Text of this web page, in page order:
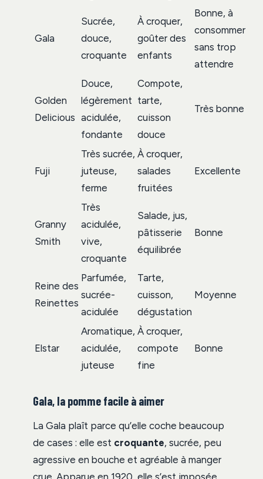
Gala
Sucrée,
douce,
croquante
À croquer,
goûter des
enfants
Bonne, à
consommer
sans trop
attendre
Golden
Delicious
Douce,
légèrement
acidulée,
fondante
Compote,
tarte,
cuisson
douce
Très bonne
Fuji
Très sucrée,
juteuse,
ferme
À croquer,
salades
fruitées
Excellente
Granny
Smith
Très
acidulée,
vive,
croquante
Salade, jus,
pâtisserie
équilibrée
Bonne
Reine des
Reinettes
Parfumée,
sucrée-
acidulée
Tarte,
cuisson,
dégustation
Moyenne
Elstar
Aromatique,
acidulée,
juteuse
À croquer,
compote
fine
Bonne
Gala, la pomme facile à aimer
La Gala plaît parce qu’elle coche beaucoup
de cases : elle est croquante, sucrée, peu
agressive en bouche et agréable à manger
crue. Apparue en 1920, elle s’est imposée